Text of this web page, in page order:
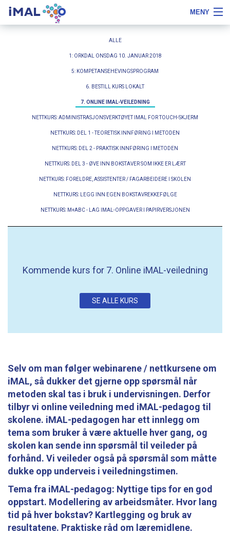
iMAL MENY
Hopp
Fontstørrelse
ALLE
1: ORKDAL ONSDAG 10. JANUAR 2018
5: KOMPETANSEHEVINGSPROGRAM
6. BESTILL KURS LOKALT
7. ONLINE IMAL-VEILEDNING
NETTKURS: ADMINISTRASJONSVERKTØYET IMAL FOR TOUCH-SKJERM
NETTKURS: DEL 1 - TEORETISK INNFØRING I METODEN
NETTKURS: DEL 2 - PRAKTISK INNFØRING I METODEN
NETTKURS: DEL 3 - ØVE INN BOKSTAVER SOM IKKE ER LÆRT
NETTKURS: FORELDRE, ASSISTENTER / FAGARBEIDERE I SKOLEN
NETTKURS: LEGG INN EGEN BOKSTAVREKKEFØLGE
NETTKURS: M+ABC - LAG IMAL-OPPGAVER I PAPIRVERSJONEN
Kommende kurs for 7. Online iMAL-veiledning
SE ALLE KURS
Selv om man følger webinarene / nettkursene om
iMAL, så dukker det gjerne opp spørsmål når
metoden skal tas i bruk i undervisningen. Derfor
tilbyr vi online veiledning med iMAL-pedagog til
skolene. iMAL-pedagogen har ett innlegg om
tema som bruker å være aktuelle hver gang, og
skolen kan sende inn spørsmål til veileder på
forhånd. Vi veileder også på spørsmål som måtte
dukke opp underveis i veiledningstimen.
Tema fra iMAL-pedagog: Nyttige tips for en god
oppstart. Modellering av arbeidsmåter. Hvor lang
tid på hver bokstav? Kartlegging og bruk av
resultatene. Praktiske råd om læremidlene.